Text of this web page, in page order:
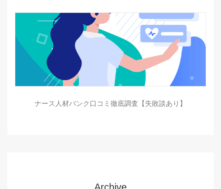
ナース人材バンク口コミ徹底調査【失敗談あり】